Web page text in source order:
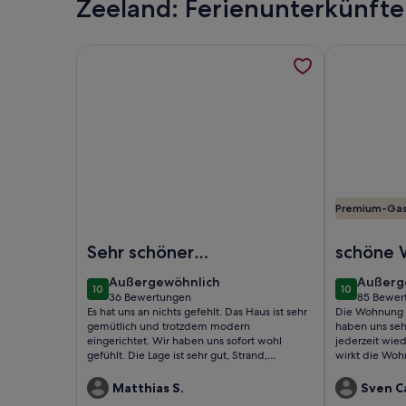
Zeeland:
Sehr schöner
Aufenthalt im
Pakhuys
1010 von 10
Außergewöhnlich
außergewöhnlich
36 Bewertungen
(36
bewertungen)
Es hat uns an nichts gefehlt. Das Haus ist sehr
gemütlich und trotzdem modern
eingerichtet. Wir haben uns sofort wohl
gefühlt. Die Lage ist sehr gut, Strand,
erreichbar, trotzdem in ruhiger Lage. Tessa
und Robbie waren sehr zuvorkommende
Matthias S.
Premium-
schöne
sehr
1010 von 10
85
(85
Die
haben uns
jederzeit
wirkt die
Sven